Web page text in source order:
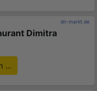
dn-markt.de
Dimitra
...